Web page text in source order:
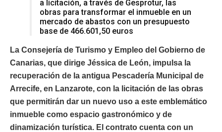
a licitación, a través de Gesprotur, las
obras para transformar el inmueble en un
mercado de abastos con un presupuesto
base de 466.601,50 euros
La Consejería de Turismo y Empleo del Gobierno de
Canarias, que dirige Jéssica de León, impulsa la
recuperación de la antigua Pescadería Municipal de
Arrecife, en Lanzarote, con la licitación de las obras
que permitirán dar un nuevo uso a este emblemático
inmueble como espacio gastronómico y de
dinamización turística. El contrato cuenta con un